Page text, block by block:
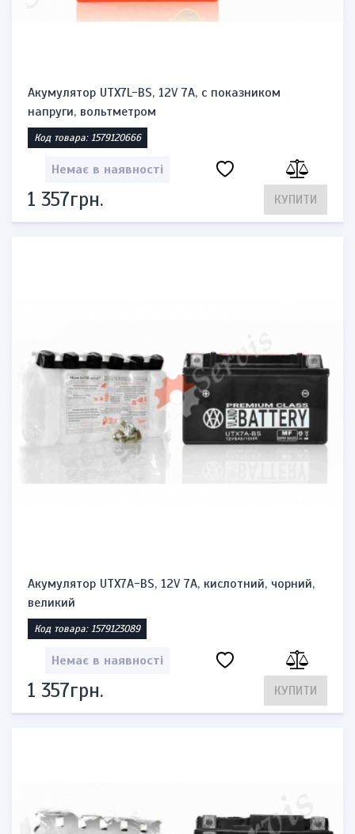
Акумулятор UTX7L-BS, 12V 7A, c показником
напруги, вольтметром
Код товара: 1579120666
Немає в наявності
1 357грн. КУПИТИ
Акумулятор UTX7A-BS, 12V 7A, кислотний, чорний,
великий
Код товара: 1579123089
Немає в наявності
1 357грн. КУПИТИ